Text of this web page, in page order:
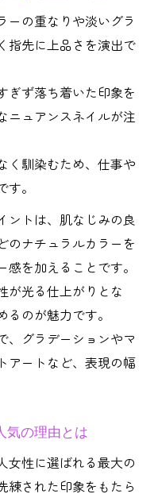
デザインを徹底解
人気の控えめアー
品ニュアンスネイ
ュラルな指先の魅
すすめサロン事情
げるコツ
自然な美しさの秘
る指先の上品さ
しないポイント集
するデザイン案
ポイント集
るサロンの見極め
ーの重なりや淡いグラ
指先に上品さを演出で
ぎず落ち着いた印象を
ニュアンスネイルが注
く馴染むため、仕事や
。
ントは、肌なじみの良
のナチュラルカラーを
を加えることです。
が光る仕上がりとな
のが魅力です。
、グラデーションやマ
アートなど、表現の幅
気の理由とは
女性に選ばれる最大の
練された印象をもたら